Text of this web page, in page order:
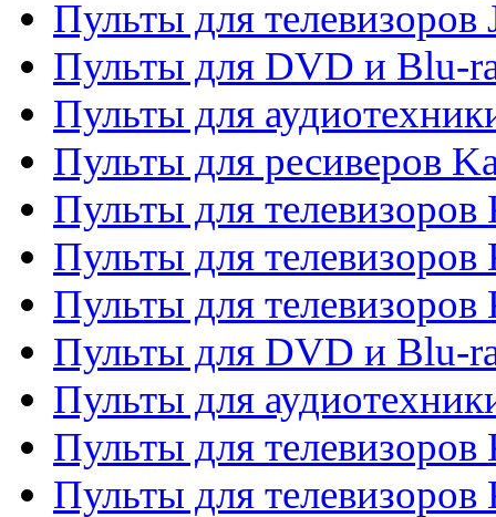
Пульты для телевизоров
Пульты для DVD и Blu-
Пульты для
Пульты для ресиверов
Пульты для телевизоров
Пульты для телевизоров
Пульты для телевизоров
Пульты для DVD и Blu-
Пульты для
Пульты для
Пульты для телевизоров